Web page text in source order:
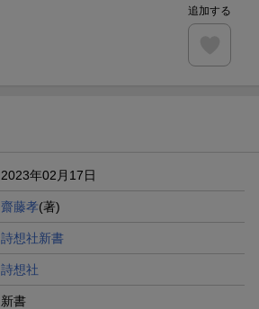
追加する
2023年02月17日
齋藤孝(著)
詩想社新書
詩想社
新書